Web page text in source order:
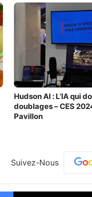
Hudson AI : L’IA qui
doublages – CES
Pavillon
Suivez-Nous
Facebook